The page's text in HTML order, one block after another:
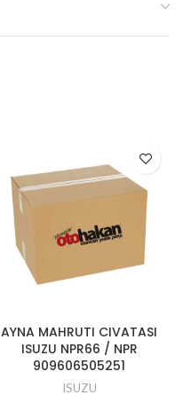
AYNA MAHRUTI CIVATASI
ISUZU NPR66 / NPR
909606505251
ISUZU